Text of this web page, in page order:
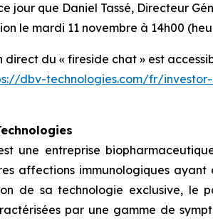
jour que Daniel Tassé, Directeur
le mardi 11 novembre à 14h00
direct du « fireside chat » est
dbv-technologies.com/fr/
une entreprise
affections immunologiques ayant
de sa technologie exclusive,
par une gamme de